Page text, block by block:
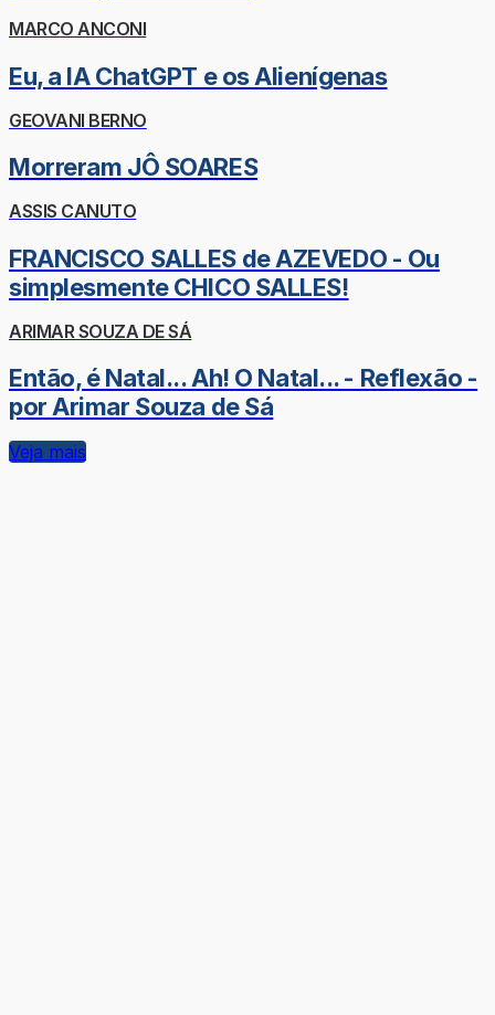
MARCO ANCONI
Eu, a IA ChatGPT e os Alienígenas
GEOVANI BERNO
Morreram JÔ SOARES
ASSIS CANUTO
FRANCISCO SALLES de AZEVEDO - Ou
simplesmente CHICO SALLES!
ARIMAR SOUZA DE SÁ
Então, é Natal... Ah! O Natal... - Reflexão -
por Arimar Souza de Sá
Veja mais